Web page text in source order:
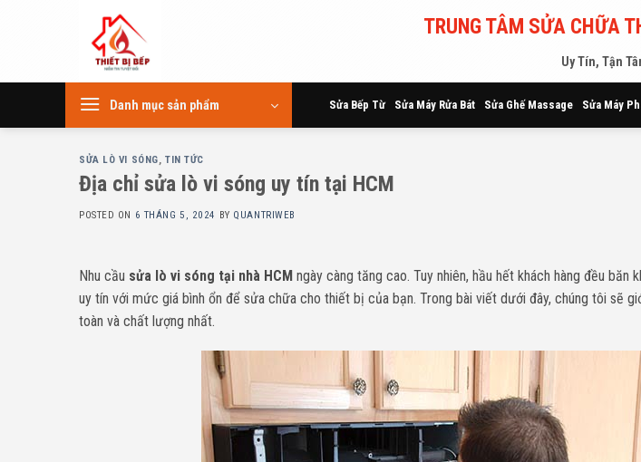
TRUNG TÂM SỬA CHỮA
Uy Tín, Tận
Danh mục sản phẩm Sửa Bếp Từ Sửa Máy Rửa Bát Sửa Ghế Massage Sửa Máy
SỬA LÒ VI SÓNG, TIN TỨC
Địa chỉ sửa lò vi sóng uy tín tại HCM
POSTED ON 6 THÁNG 5, 2024 BY QUANTRIWEB
Nhu cầu sửa lò vi sóng tại nhà HCM ngày càng tăng cao. Tuy nhiên, hầu hết khách hàng đều băn
uy tín với mức giá bình ổn để sửa chữa cho thiết bị của bạn. Trong bài viết dưới đây, chúng tôi sẽ
toàn và chất lượng nhất.